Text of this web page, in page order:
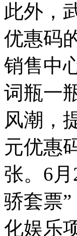
此外，
优惠码
销售中
词瓶一
风潮，
元优惠
张。6
骄套票”
化娱乐